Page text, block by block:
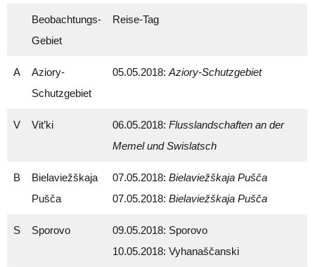
Beobachtungs-
Gebiet
Reise-Tag
A
Aziory-
Schutzgebiet
05.05.2018: Aziory-Schutzgebiet
V Vit’ki 06.05.2018: Flusslandschaften an der
Memel und Swislatsch
B
Bielaviežškaja
Pušča
07.05.2018: Bielaviežškaja Pušča
07.05.2018: Bielaviežškaja Pušča
S Sporovo
09.05.2018: Sporovo
10.05.2018: Vyhanaščanski